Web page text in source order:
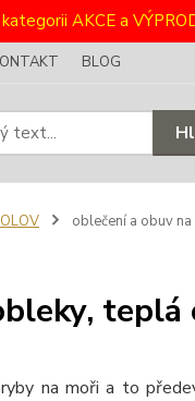
AKCE a
BLOG
oblečení a obuv
na moři a to